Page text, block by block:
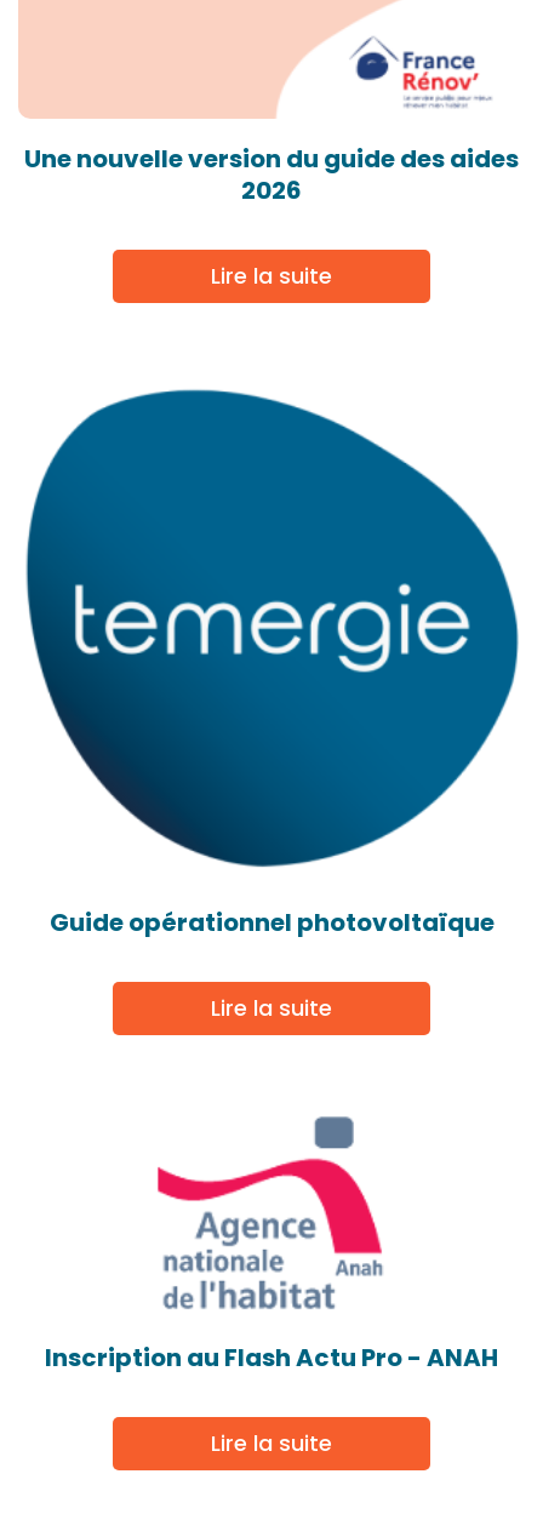
Une nouvelle version du guide des aides
2026
Lire la suite
Guide opérationnel photovoltaïque
Lire la suite
Inscription au Flash Actu Pro - ANAH
Lire la suite